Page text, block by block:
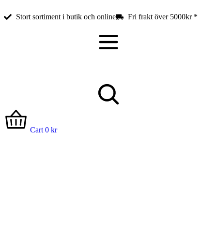
Stort sortiment i butik och online Fri frakt över 5000kr *
Cart 0 kr